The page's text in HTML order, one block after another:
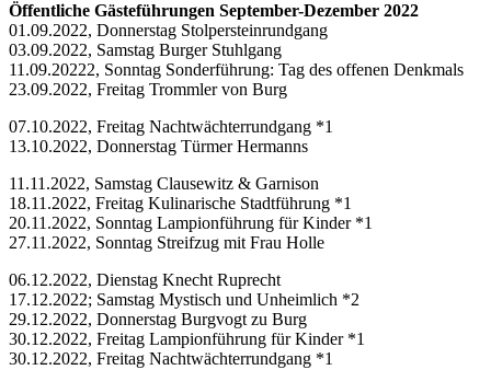
Öffentliche Gästeführungen September-Dezember 2022
01.09.2022, Donnerstag Stolpersteinrundgang
03.09.2022, Samstag Burger Stuhlgang
11.09.20222, Sonntag Sonderführung: Tag des offenen Denkmals
23.09.2022, Freitag Trommler von Burg
07.10.2022, Freitag Nachtwächterrundgang *1
13.10.2022, Donnerstag Türmer Hermanns
11.11.2022, Samstag Clausewitz & Garnison
18.11.2022, Freitag Kulinarische Stadtführung *1
20.11.2022, Sonntag Lampionführung für Kinder *1
27.11.2022, Sonntag Streifzug mit Frau Holle
06.12.2022, Dienstag Knecht Ruprecht
17.12.2022; Samstag Mystisch und Unheimlich *2
29.12.2022, Donnerstag Burgvogt zu Burg
30.12.2022, Freitag Lampionführung für Kinder *1
30.12.2022, Freitag Nachtwächterrundgang *1